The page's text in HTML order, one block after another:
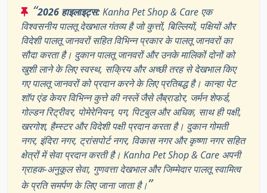
“2026 हाइलाइट्स:Kanha Pet Shop & Care एक
विश्वसनीय पालतू देखभाल गंतव्य है जो कुत्तों, बिल्लियों, पक्षियों और
विदेशी पालतू जानवरों सहित विभिन्न प्रकार के पालतू जानवरों का
सौदा करता है। दुकान पालतू जानवरों और उनके मालिकों दोनों को
खुशी लाने के लिए स्वस्थ, सक्रिय और अच्छी तरह से देखभाल किए
गए पालतू जानवरों को प्रदान करने के लिए प्रतिबद्ध है। कान्हा पेट
शॉप एंड केयर विभिन्न कुत्ते की नस्लें जैसे लैब्राडोर, जर्मन शेफर्ड,
गोल्डन रिट्रीवर, पोमेरेनियन, पग, पिटबुल और अधिक, साथ ही पक्षी,
खरगोश, हैम्स्टर और विदेशी पक्षी प्रदान करता है। दुकान गोमती
नगर, इंदिरा नगर, ट्रांसपोर्ट नगर, विकास नगर और कृष्णा नगर सहित
क्षेत्रों में सेवा प्रदान करती है। Kanha Pet Shop & Care अपनी
ग्राहक-अनुकूल सेवा, गुणवत्ता देखभाल और जिम्मेदार पालतू स्वामित्व
के प्रति समर्पण के लिए जाना जाता है।”